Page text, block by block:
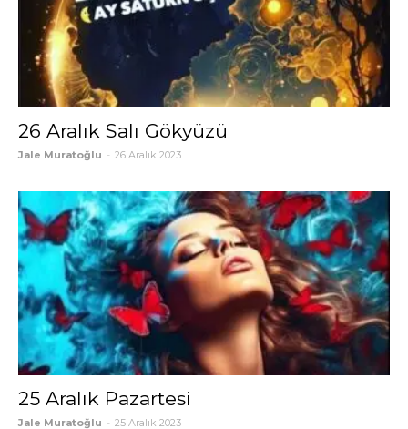
26 Aralık Salı Gökyüzü
Jale Muratoğlu - 26 Aralık 2023
25 Aralık Pazartesi
Jale Muratoğlu - 25 Aralık 2023